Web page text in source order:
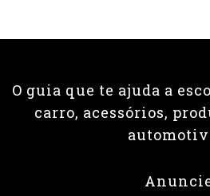
O guia que te ajuda a
carro, acessórios,